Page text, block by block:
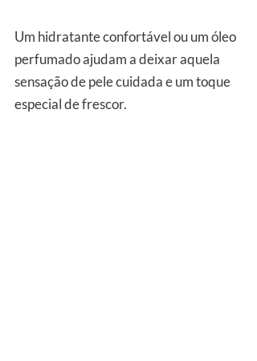
Um hidratante confortável ou um óleo
perfumado ajudam a deixar aquela
sensação de pele cuidada e um toque
especial de frescor.